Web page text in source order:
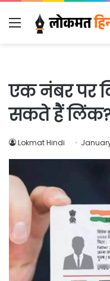
Menu
एक नंबर पर
सकते हैं
Lokmat Hindi